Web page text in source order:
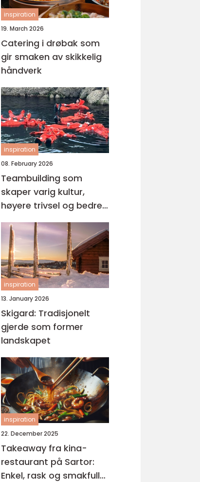
inspiration
19. March 2026
Catering i drøbak som
gir smaken av skikkelig
håndverk
inspiration
08. February 2026
Teambuilding som
skaper varig kultur,
høyere trivsel og bedre
resultater
inspiration
13. January 2026
Skigard: Tradisjonelt
gjerde som former
landskapet
inspiration
22. December 2025
Takeaway fra kina-
restaurant på Sartor:
Enkel, rask og smakfull